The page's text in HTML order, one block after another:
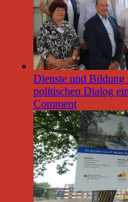
Dienste und Bildung
politischen Dialog ein
Comment